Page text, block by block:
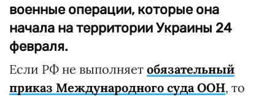
военные операции, которые она
начала на территории Украины 24
февраля.
Если РФ не выполняет обязательный
приказ Международного суда ООН, то